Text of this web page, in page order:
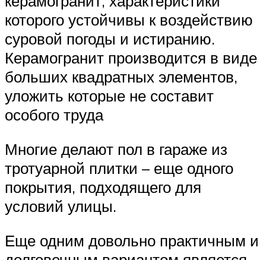
которого устойчивы к воздействию
суровой погоды и истиранию.
Керамогранит производится в виде
больших квадратных элементов,
уложить которые не составит
особого труда
Многие делают пол в гараже из
тротуарной плитки – еще одного
покрытия, подходящего для
условий улицы.
Еще одним довольно практичным и